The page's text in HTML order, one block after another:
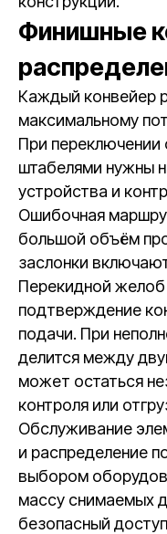
Финишные
Каждый конвейер
максимальному
При
штабелями нужны
устройства и
Ошибочная
большой объём
заслонки
Перекидной
подтверждение
подачи. При
делится между
может остаться
контроля или
Обслуживание
и распределение
выбором
массу снимаемых
безопасный